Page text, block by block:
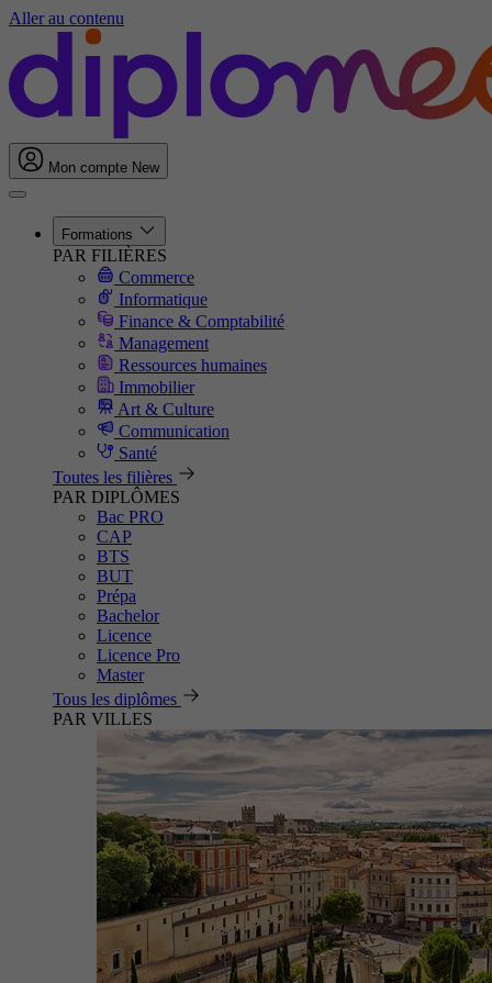
Aller au contenu
Mon compte New
Formations
PAR FILIÈRES
Commerce
Informatique
Finance & Comptabilité
Management
Ressources humaines
Immobilier
Art & Culture
Communication
Santé
Toutes les filières
PAR DIPLÔMES
Bac PRO
CAP
BTS
BUT
Prépa
Bachelor
Licence
Licence Pro
Master
Tous les diplômes
PAR VILLES